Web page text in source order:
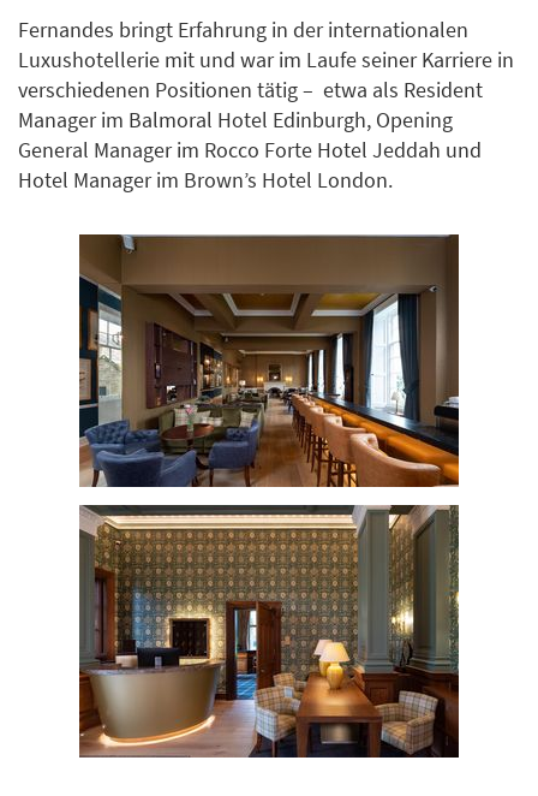
Fernandes bringt Erfahrung in der internationalen
Luxushotellerie mit und war im Laufe seiner Karriere in
verschiedenen Positionen tätig – etwa als Resident
Manager im Balmoral Hotel Edinburgh, Opening
General Manager im Rocco Forte Hotel Jeddah und
Hotel Manager im Brown’s Hotel London.